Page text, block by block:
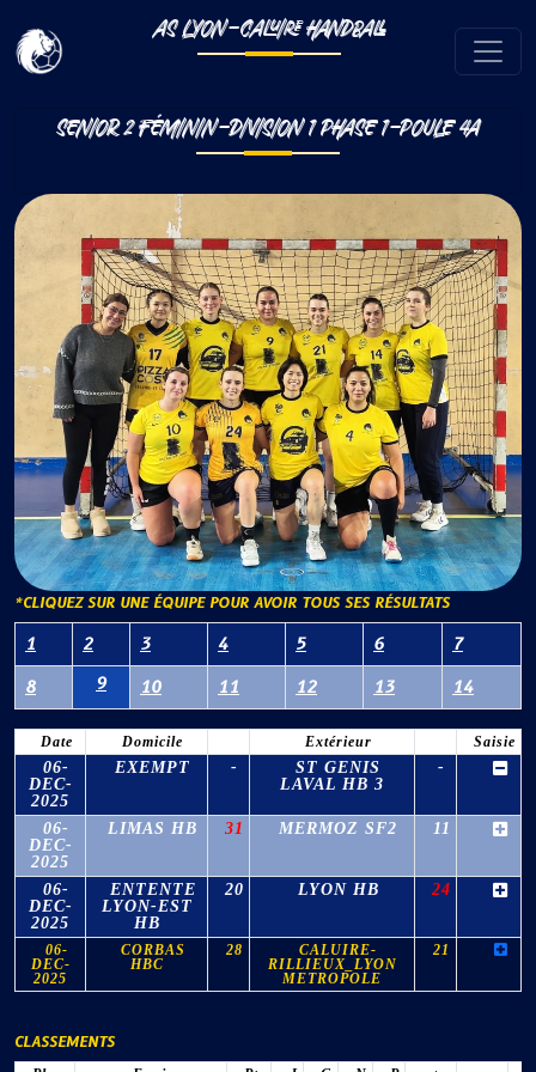
AS LYON-CALUIRE HANDBALL
SENIOR 2 FÉMININ-DIVISION 1 PHASE 1-POULE 4A
*CLIQUEZ SUR UNE ÉQUIPE POUR AVOIR TOUS SES RÉSULTATS
1 2 3 4 5 6
7
8
9 10 11 12 13 14
Date Domicile Extérieur Saisie
06-
DEC-
2025
EXEMPT -
ST GENIS
LAVAL HB 3
-
06-
DEC-
2025
LIMAS HB 31 MERMOZ SF2 11
06-
DEC-
2025
ENTENTE
LYON-EST
HB
20 LYON HB 24
06-
DEC-
2025
CORBAS
HBC
28
CALUIRE-
RILLIEUX_LYON
METROPOLE
21
CLASSEMENTS